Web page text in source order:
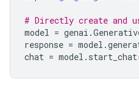
# Directly create and
model = genai .
response = model .
chat = model . start_chat